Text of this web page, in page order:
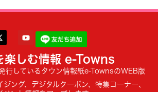
楽しむ情報 e-Towns
行しているタウン情報紙e-TownsのWEB版
ジング、デジタルクーポン、特集コーナー、